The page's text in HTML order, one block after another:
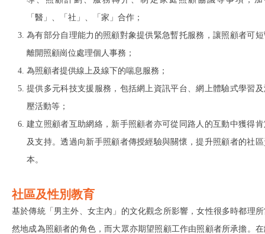
「醫」、「社」、「家」合作；
為有部分自理能力的照顧對象提供緊急暫托服務，讓照顧者可
離開照顧崗位處理個人事務；
為照顧者提供線上及線下的喘息服務；
提供多元科技支援服務，包括網上資訊平台、網上體驗式學習
壓活動等；
建立照顧者互助網絡，新手照顧者亦可從同路人的互動中獲得
及支持。透過向新手照顧者傳授經驗與關懷，提升照顧者的社
本。
社區及性別教育
基於傳統「男主外、女主內」的文化觀念所影響，女性很多時都理
然地成為照顧者的角色，而大眾亦期望照顧工作由照顧者所承擔。